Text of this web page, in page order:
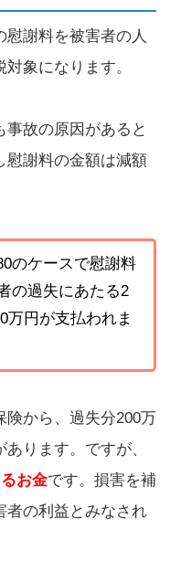
謝料を被害者の人
象になります。
故の原因があると
慰謝料の金額は減額
のケースで慰謝料
の過失にあたる2
万円が支払われま
険から、過失分200万
ります。ですが、
お金です。損害を補
者の利益とみなされ